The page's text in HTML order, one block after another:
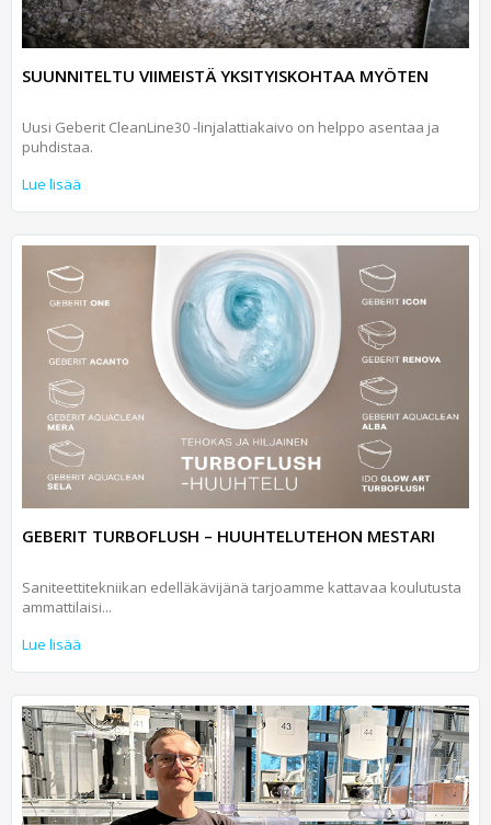
SUUNNITELTU VIIMEISTÄ YKSITYISKOHTAA MYÖTEN
Uusi Geberit CleanLine30 -linjalattiakaivo on helppo asentaa ja
puhdistaa.
Lue lisää
GEBERIT TURBOFLUSH – HUUHTELUTEHON MESTARI
Saniteettitekniikan edelläkävijänä tarjoamme kattavaa koulutusta
ammattilaisi...
Lue lisää